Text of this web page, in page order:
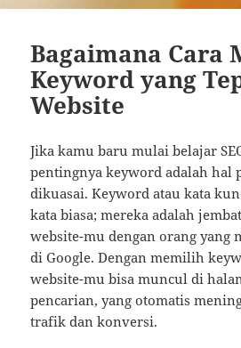
Bagaimana Cara
Keyword yang
Website
Jika kamu baru mulai belajar
pentingnya keyword adalah hal
dikuasai. Keyword atau kata
kata biasa; mereka adalah
website-mu dengan orang yang
di Google. Dengan memilih
website-mu bisa muncul di
pencarian, yang otomatis
trafik dan konversi.